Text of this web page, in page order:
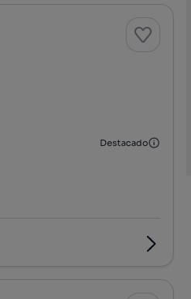
Destacado